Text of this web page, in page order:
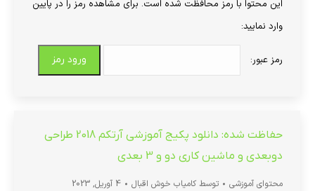
این محتوا با رمز محافظت شده است. برای مشاهده رمز را در پایین
وارد نمایید:
رمز عبور:
حفاظت شده: دانلود پکیج آموزشی آرتکم 2018 طراحی
دوبعدی و ماشین کاری دو و 3 بعدی
محتوای آموزشی توسط کامیاب خوش اقبال 4 آوریل, 2023